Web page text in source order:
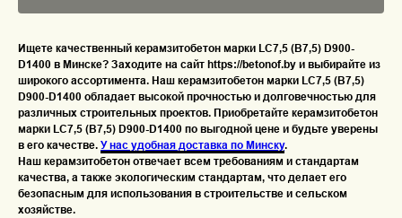
Ищете качественный керамзитобетон марки LC7,5 (B7,5) D900-
D1400 в Минске? Заходите на сайт https://betonof.by и выбирайте из
широкого ассортимента. Наш керамзитобетон марки LC7,5 (B7,5)
D900-D1400 обладает высокой прочностью и долговечностью для
различных строительных проектов. Приобретайте керамзитобетон
марки LC7,5 (B7,5) D900-D1400 по выгодной цене и будьте уверены
в его качестве. У нас удобная доставка по Минску.
Наш керамзитобетон отвечает всем требованиям и стандартам
качества, а также экологическим стандартам, что делает его
безопасным для использования в строительстве и сельском
хозяйстве.